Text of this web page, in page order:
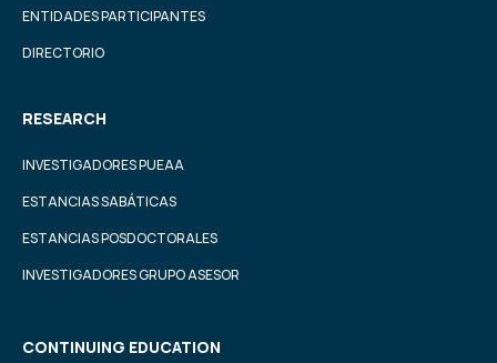
ENTIDADES PARTICIPANTES
DIRECTORIO
RESEARCH
INVESTIGADORES PUEAA
ESTANCIAS SABÁTICAS
ESTANCIAS POSDOCTORALES
INVESTIGADORES GRUPO ASESOR
CONTINUING EDUCATION